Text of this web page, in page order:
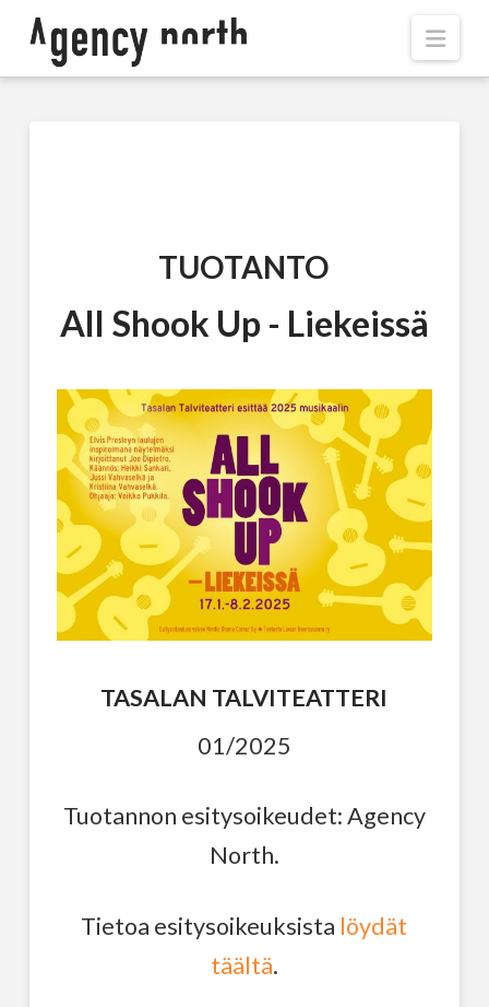
TUOTANTO
All Shook Up - Liekeissä
TASALAN TALVITEATTERI
01/2025
Tuotannon esitysoikeudet: Agency
North.
Tietoa esitysoikeuksista löydät
täältä.